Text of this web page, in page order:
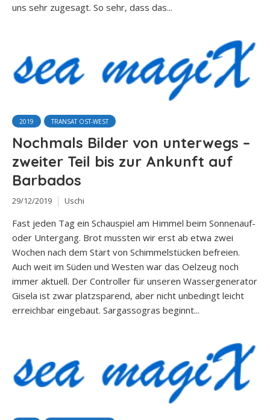
uns sehr zugesagt. So sehr, dass das...
2019 TRANSAT OST-WEST
Nochmals Bilder von unterwegs –
zweiter Teil bis zur Ankunft auf
Barbados
29/12/2019 Uschi
Fast jeden Tag ein Schauspiel am Himmel beim Sonnenauf-
oder Untergang. Brot mussten wir erst ab etwa zwei
Wochen nach dem Start von Schimmelstücken befreien.
Auch weit im Süden und Westen war das Oelzeug noch
immer aktuell. Der Controller für unseren Wassergenerator
Gisela ist zwar platzsparend, aber nicht unbedingt leicht
erreichbar eingebaut. Sargassogras beginnt...